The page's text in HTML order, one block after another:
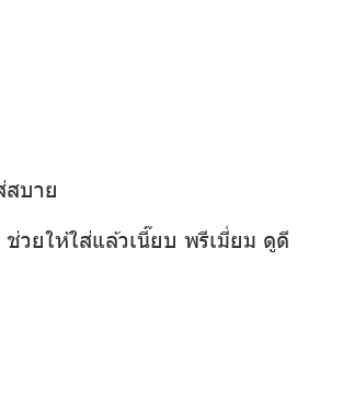
สบาย
วยให้ใส่แล้วเนี๊ยบ พรีเมี่ยม ดูดี